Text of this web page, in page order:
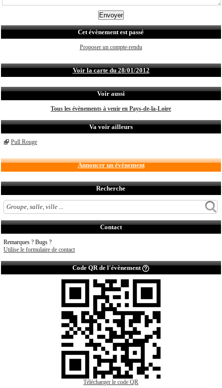
Cet évènement est passé
Proposer un compte-rendu
Voir la carte du 28/01/2012
Voir aussi
Tous les évènements à venir en Pays-de-la-Loire
Va voir ailleurs
Pull Rouge
Annoncer un évènement
Recherche
Contact
Remarques ? Bugs ?
Utilise le formulaire de contact
Code QR de l'évènement
Télécharger le code QR